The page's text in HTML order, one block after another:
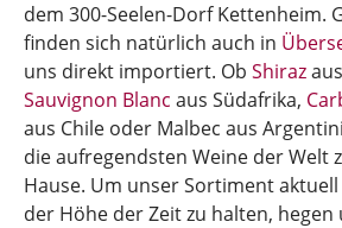
dem 300-Seelen-Dorf Kettenheim.
finden sich natürlich auch in
uns direkt importiert. Ob Shiraz
Sauvignon Blanc aus Südafrika,
aus Chile oder Malbec aus
die aufregendsten Weine der Welt
Hause. Um unser Sortiment
der Höhe der Zeit zu halten,